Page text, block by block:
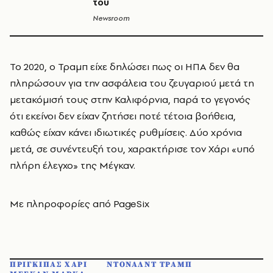
Newsroom
Το 2020, ο Τραμπ είχε δηλώσει πως οι ΗΠΑ δεν θα
πληρώσουν για την ασφάλεια του ζευγαριού μετά τη
μετακόμισή τους στην Καλιφόρνια, παρά το γεγονός
ότι εκείνοι δεν είχαν ζητήσει ποτέ τέτοια βοήθεια,
καθώς είχαν κάνει ιδιωτικές ρυθμίσεις. Δύο χρόνια
μετά, σε συνέντευξή του, χαρακτήρισε τον Χάρι «υπό
πλήρη έλεγχο» της Μέγκαν.
Με πληροφορίες από PageSix
ΠΡΙΓΚΙΠΑΣ ΧΑΡΙ
ΝΤΟΝΑΛΝΤ ΤΡΑΜΠ